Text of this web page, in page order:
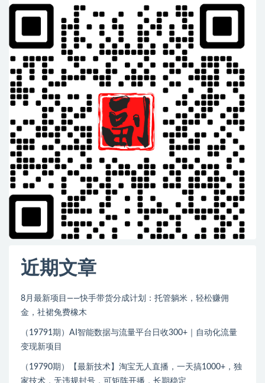
近期文章
8月最新项目——快手带货分成计划：托管躺米，轻松赚佣
金，社裙兔费橡木
（19791期）AI智能数据与流量平台日收300+｜自动化流量
变现新项目
（19790期）【最新技术】淘宝无人直播，一天搞1000+，独
家技术，无违规封号，可矩阵开播，长期稳定